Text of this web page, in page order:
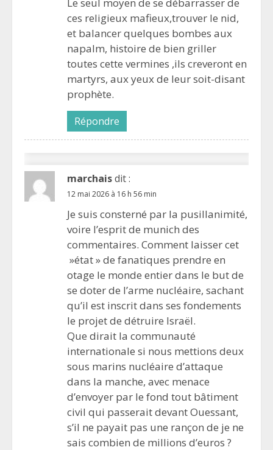
ces religieux mafieux,trouver le nid,
et balancer quelques bombes aux
napalm, histoire de bien griller
toutes cette vermines ,ils creveront en
martyrs, aux yeux de leur soit-disant
prophète.
Répondre
marchaisdit :
12 mai 2026 à 16 h 56 min
Je suis consterné par la pusillanimité,
voire l’esprit de munich des
commentaires. Comment laisser cet
»état » de fanatiques prendre en
otage le monde entier dans le but de
se doter de l’arme nucléaire, sachant
qu’il est inscrit dans ses fondements
le projet de détruire Israël.
Que dirait la communauté
internationale si nous mettions deux
sous marins nucléaire d’attaque
dans la manche, avec menace
d’envoyer par le fond tout bâtiment
civil qui passerait devant Ouessant,
s’il ne payait pas une rançon de je ne
sais combien de millions d’euros ?